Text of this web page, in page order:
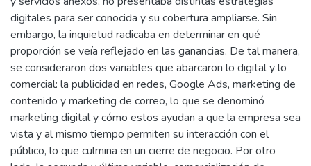
digitales para ser conocida y su cobertura ampliarse. Sin
embargo, la inquietud radicaba en determinar en qué
proporción se veía reflejado en las ganancias. De tal manera,
se consideraron dos variables que abarcaron lo digital y lo
comercial: la publicidad en redes, Google Ads, marketing de
contenido y marketing de correo, lo que se denominó
marketing digital y cómo estos ayudan a que la empresa sea
vista y al mismo tiempo permiten su interacción con el
público, lo que culmina en un cierre de negocio. Por otro